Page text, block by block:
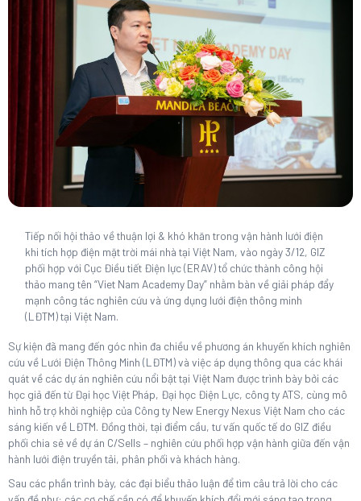
Tiếp nối hội thảo về thuận lợi & khó khăn trong vận hành lưới điện
khi tích hợp điện mặt trời mái nhà tại Việt Nam, vào ngày 3/12, GIZ
phối hợp với Cục Điều tiết Điện lực (ERAV) tổ chức thành công hội
thảo mang tên “Viet Nam Academy Day” nhằm bàn về giải pháp đẩy
mạnh công tác nghiên cứu và ứng dụng lưới điện thông minh
(LĐTM) tại Việt Nam.
Sự kiện đã mang đến góc nhìn đa chiều về phương án khuyến khích nghiên
cứu về Lưới Điện Thông Minh (LĐTM) và việc áp dụng thông qua các khái
quát về các dự án nghiên cứu nổi bật tại Việt Nam được trình bày bởi các
học giả đến từ Đại học Việt Pháp, Đại học Điện Lực, công ty ATS, cùng mô
hình hỗ trợ khởi nghiệp của Công ty New Energy Nexus Việt Nam cho các
sáng kiến về LĐTM. Đồng thời, tại điểm cầu, tư vấn quốc tế do GIZ điều
phối chia sẻ về dự án C/Sells – nghiên cứu phối hợp vận hành giữa đến vận
hành lưới điện truyền tải, phân phối và khách hàng.
Sau các phần trình bày, các đại biểu thảo luận để tìm câu trả lời cho các